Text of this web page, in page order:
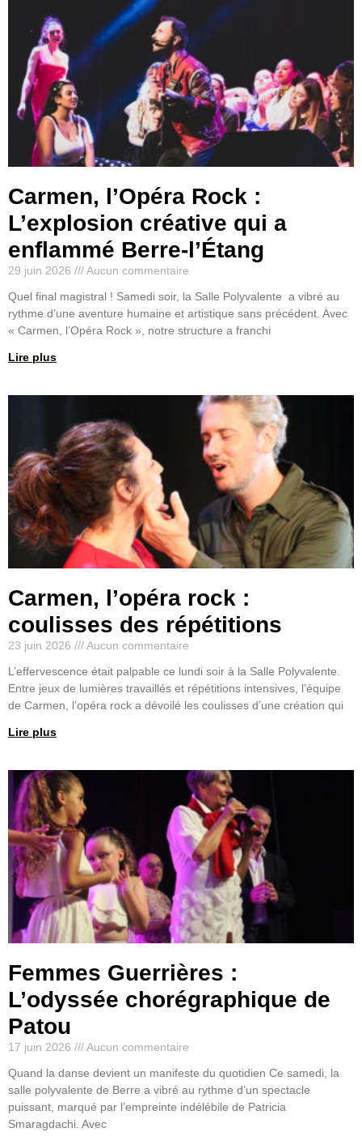
Carmen, l’Opéra Rock :
L’explosion créative qui a
enflammé Berre-l’Étang
29 juin 2026
Aucun commentaire
Quel final magistral ! Samedi soir, la Salle Polyvalente a vibré au
rythme d’une aventure humaine et artistique sans précédent. Avec
« Carmen, l’Opéra Rock », notre structure a franchi
Lire plus
Carmen, l’opéra rock :
coulisses des répétitions
23 juin 2026
Aucun commentaire
L’effervescence était palpable ce lundi soir à la Salle Polyvalente.
Entre jeux de lumières travaillés et répétitions intensives, l’équipe
de Carmen, l’opéra rock a dévoilé les coulisses d’une création qui
Lire plus
Femmes Guerrières :
L’odyssée chorégraphique de
Patou
17 juin 2026
Aucun commentaire
Quand la danse devient un manifeste du quotidien Ce samedi, la
salle polyvalente de Berre a vibré au rythme d’un spectacle
puissant, marqué par l’empreinte indélébile de Patricia
Smaragdachi. Avec